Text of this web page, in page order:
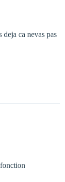
deja ca nevas pas